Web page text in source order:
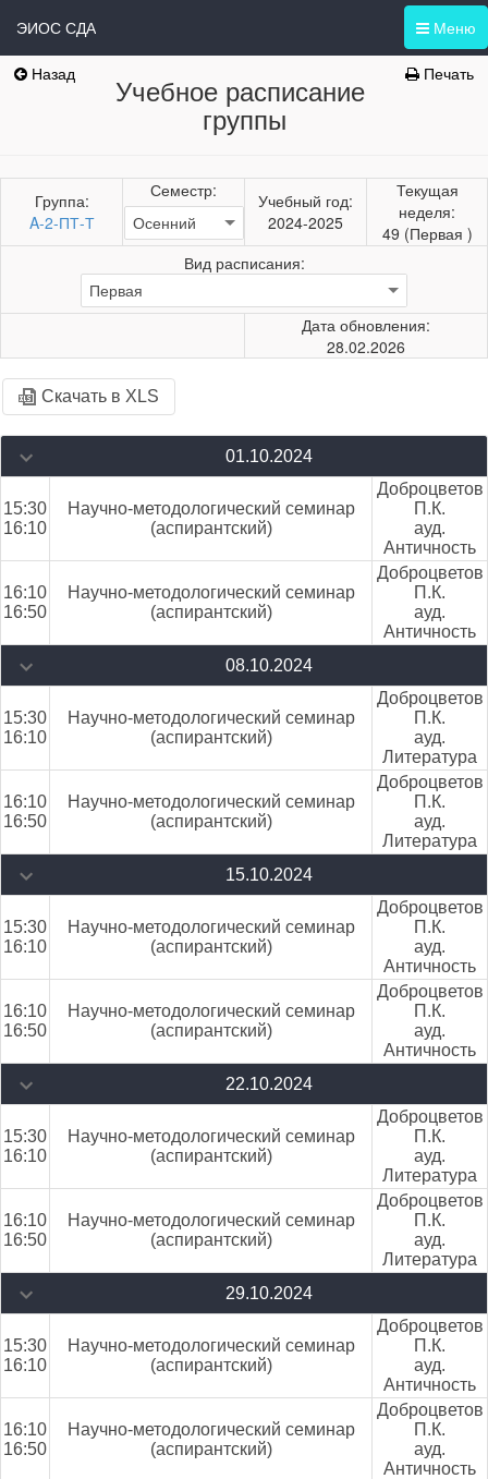
Меню
ЭИОС СДА
Назад Печать
Учебное расписание
группы
Группа:
A-2-ПТ-Т
Семестр:
Учебный год:
2024-2025
Текущая
неделя:
49 (Первая )
Вид расписания:
Дата обновления:
28.02.2026
Скачать в XLS
01.10.2024
15:30
16:10
Научно-методологический семинар
(аспирантский)
Доброцветов
П.К.
ауд.
Античность
16:10
16:50
Научно-методологический семинар
(аспирантский)
Доброцветов
П.К.
ауд.
Античность
08.10.2024
15:30
16:10
Научно-методологический семинар
(аспирантский)
Доброцветов
П.К.
ауд.
Литература
16:10
16:50
Научно-методологический семинар
(аспирантский)
Доброцветов
П.К.
ауд.
Литература
15.10.2024
15:30
16:10
Научно-методологический семинар
(аспирантский)
Доброцветов
П.К.
ауд.
Античность
16:10
16:50
Научно-методологический семинар
(аспирантский)
Доброцветов
П.К.
ауд.
Античность
22.10.2024
15:30
16:10
Научно-методологический семинар
(аспирантский)
Доброцветов
П.К.
ауд.
Литература
16:10
16:50
Научно-методологический семинар
(аспирантский)
Доброцветов
П.К.
ауд.
Литература
29.10.2024
15:30
16:10
Научно-методологический семинар
(аспирантский)
Доброцветов
П.К.
ауд.
Античность
16:10
16:50
Научно-методологический семинар
(аспирантский)
Доброцветов
П.К.
ауд.
Античность